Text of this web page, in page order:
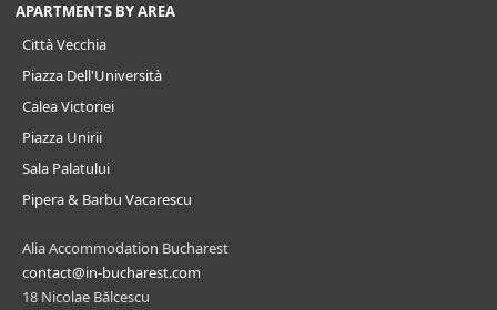
APARTMENTS BY AREA
Città Vecchia
Piazza Dell'Università
Calea Victoriei
Piazza Unirii
Sala Palatului
Pipera & Barbu Vacarescu
Alia Accommodation Bucharest
contact@in-bucharest.com
18 Nicolae Bălcescu